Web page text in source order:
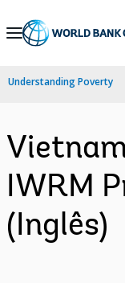
Skip
Navigation
Understanding Poverty
IWRM
(Inglês)